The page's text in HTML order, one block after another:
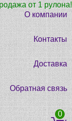
от 1 рулона!
О компании
Контакты
Доставка
Обратная связь
0